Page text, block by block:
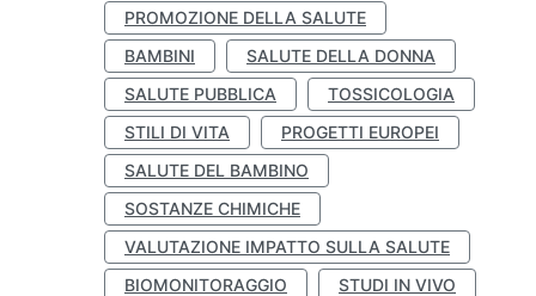
PROMOZIONE DELLA SALUTE
BAMBINI
SALUTE DELLA DONNA
SALUTE PUBBLICA
TOSSICOLOGIA
STILI DI VITA
PROGETTI EUROPEI
SALUTE DEL BAMBINO
SOSTANZE CHIMICHE
VALUTAZIONE IMPATTO SULLA SALUTE
BIOMONITORAGGIO
STUDI IN VIVO